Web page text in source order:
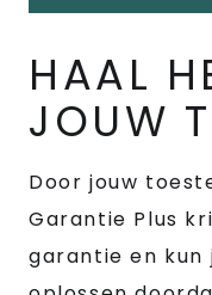
HAAL
JOUW
Door jouw
Garantie Plus
garantie en